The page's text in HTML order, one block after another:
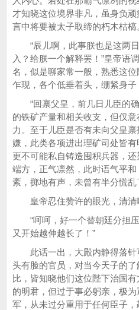
才知晓这位境界非凡，虽身负
言中将要被太子取缔的朽木枯槁
“辰儿啊，此事朕也是这两日
入？给朕一个解释罢！”皇帝语
名，似是聊家常一般，熟悉这
乍现，各个低垂着头，绷紧身子
“回禀父皇，前几日儿臣的确
的铁矿产量和相关收支，但仅
力。至于儿臣是否有未向父皇
嫌，此类各项进出理矿司处皆
更不可能私自铸造囤积兵器，
端方，正气凛然，此时语气平
紊，掷地有声，未曾有半分慌乱
皇帝忍住赞许的眼光，清清
“呵呵，好一个替朝廷分担压
又开始越伸越长了！”
此话一出，大殿内静得落针
头有脸的官员，对当今天子的
比，皆知晓他们这位陛下治国
的明君，但过于事必躬亲，极
军，从未过分重用于任何臣子